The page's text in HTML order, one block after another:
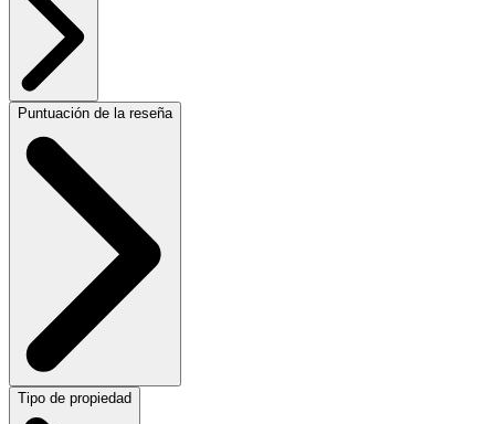
Puntuación de la reseña
Tipo de propiedad